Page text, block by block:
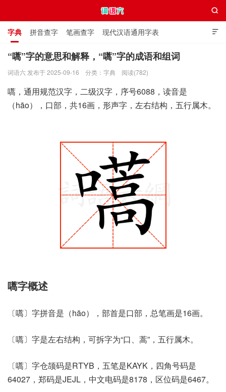

字典 拼音查字 笔画查字 现代汉语通用字表
通用规范汉字表 叠字大全 独体字大全 极简英语词典

“嚆”字的意思和解释，“嚆”字的成语和组词
词语六 发布于 2025-09-16 分类： 字典 阅读(782)
嚆，通用规范汉字，二级汉字，序号6088，读音是
（hāo），口部，共16画，形声字，左右结构，五行属木。
嚆字概述
〔嚆〕字拼音是（hāo），部首是口部，总笔画是16画。
〔嚆〕字是左右结构，可拆字为“口、蒿”，五行属木。
〔嚆〕字仓颉码是RTYB，五笔是KAYK，四角号码是
64027，郑码是JEJL，中文电码是8178，区位码是6467。